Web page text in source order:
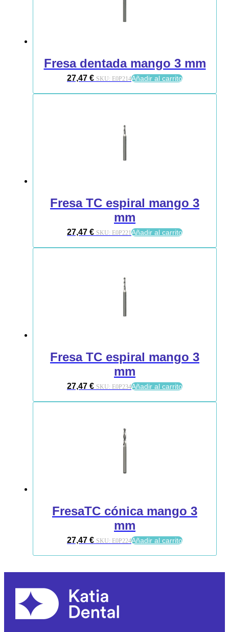
Fresa dentada mango 3 mm
27,47 € SKU: E0P214Añadir al carrito
Fresa TC espiral mango 3
mm
27,47 € SKU: E0P221Añadir al carrito
Fresa TC espiral mango 3
mm
27,47 € SKU: E0P234Añadir al carrito
FresaTC cónica mango 3
mm
27,47 € SKU: E0P224Añadir al carrito